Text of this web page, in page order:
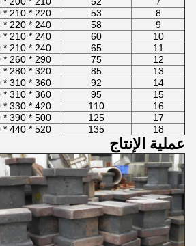
8
53
220 * 210 * 160
9
58
240 * 220 * 175
10
60
240 * 210 * 170
11
65
240 * 210 * 170
12
75
290 * 260 * 200
13
85
320 * 280 * 215
14
92
360 * 310 * 240
15
95
360 * 310 * 240
16
110
420 * 330 * 240
17
125
500 * 390 * 290
18
135
520 * 440 * 340
عملية الإنتاج